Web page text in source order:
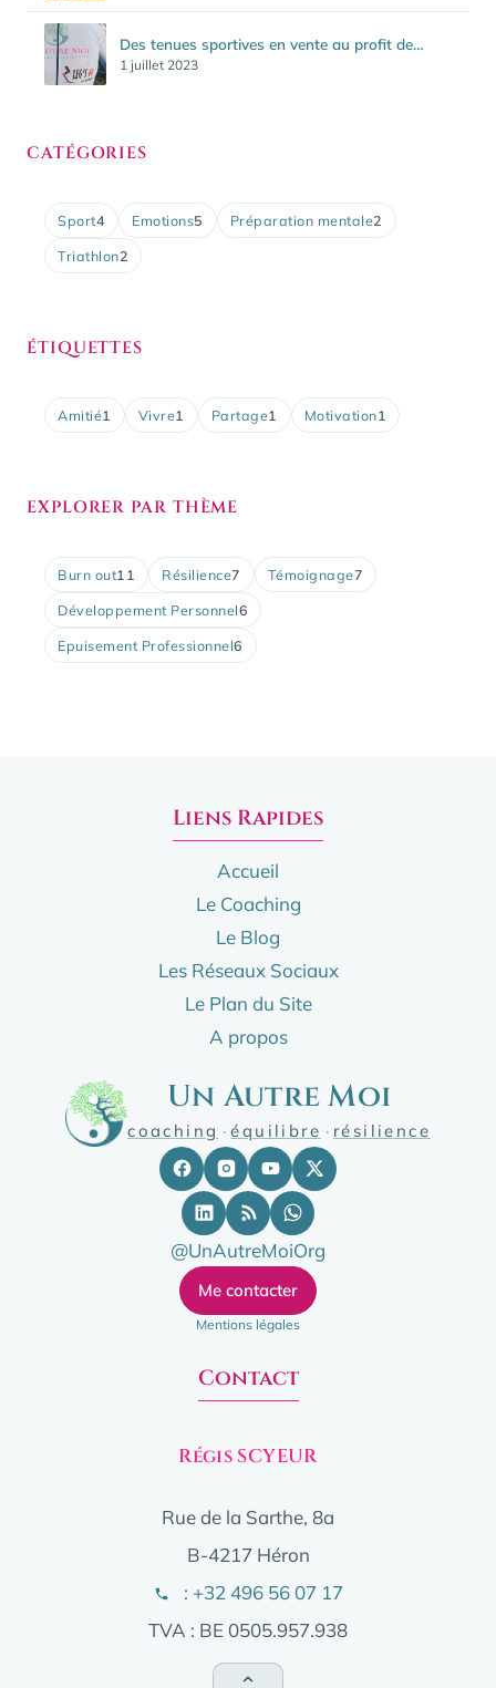
Des tenues sportives en vente au profit de…
1 juillet 2023
CATÉGORIES
Sport4 Emotions5 Préparation mentale2
Triathlon2
ÉTIQUETTES
Amitié1 Vivre1 Partage1 Motivation1
EXPLORER PAR THÈME
Burn out11 Résilience7 Témoignage7
Développement Personnel6
Epuisement Professionnel6
Liens Rapides
Accueil
Le Coaching
Le Blog
Les Réseaux Sociaux
Le Plan du Site
A propos
Un Autre Moi
coaching ·équilibre · résilience
@UnAutreMoiOrg
Me contacter
Mentions légales
Contact
Régis SCYEUR
Rue de la Sarthe, 8a
B-4217 Héron
: +32 496 56 07 17
TVA : BE 0505.957.938